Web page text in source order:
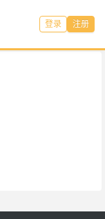
登录 注册